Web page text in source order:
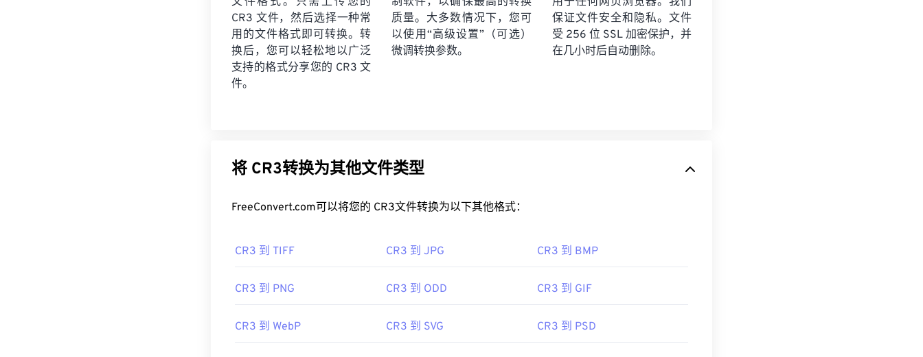
CR3 文件，然后选择一种常
用的文件格式即可转换。转
换后，您可以轻松地以广泛
支持的格式分享您的 CR3 文
件。
质量。大多数情况下，您可
以使用“高级设置”（可选）
微调转换参数。
保证文件安全和隐私。文件
受 256 位 SSL 加密保护，并
在几小时后自动删除。
将 CR3转换为其他文件类型
FreeConvert.com可以将您的 CR3文件转换为以下其他格式：
CR3 到 TIFF CR3 到 JPG CR3 到 BMP
CR3 到 PNG CR3 到 ODD CR3 到 GIF
CR3 到 WebP CR3 到 SVG CR3 到 PSD